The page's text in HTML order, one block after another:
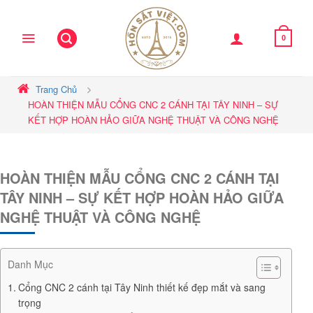
content
0
Trang Chủ
HOÀN THIỆN MẪU CỔNG CNC 2 CÁNH TẠI TÂY NINH – SỰ
KẾT HỢP HOÀN HẢO GIỮA NGHỆ THUẬT VÀ CÔNG NGHỆ
HOÀN THIỆN MẪU CỔNG CNC 2 CÁNH TẠI
TÂY NINH – SỰ KẾT HỢP HOÀN HẢO GIỮA
NGHỆ THUẬT VÀ CÔNG NGHỆ
Danh Mục
Cổng CNC 2 cánh tại Tây Ninh thiết kế đẹp mắt và sang
trọng